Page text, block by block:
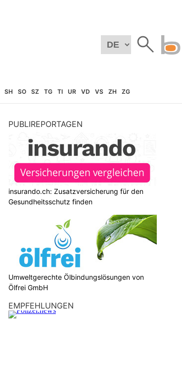
SH SO SZ TG TI UR VD VS ZH ZG
PUBLIREPORTAGEN
insurando.ch: Zusatzversicherung für den
Gesundheitsschutz finden
Umweltgerechte Ölbindungslösungen von
Ölfrei GmbH
EMPFEHLUNGEN